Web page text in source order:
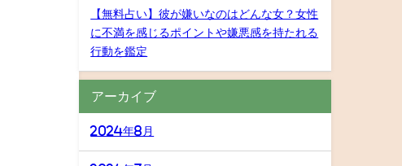
【無料占い】彼が嫌いなのはどんな女？女性
に不満を感じるポイントや嫌悪感を持たれる
行動を鑑定
アーカイブ
2024年8月